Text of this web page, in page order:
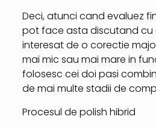
Deci, atunci cand evaluez
pot face asta discutand cu
interesat de o corectie
mai mic sau mai mare in
folosesc cei doi pasi
de mai multe stadii de
Procesul de polish hibrid